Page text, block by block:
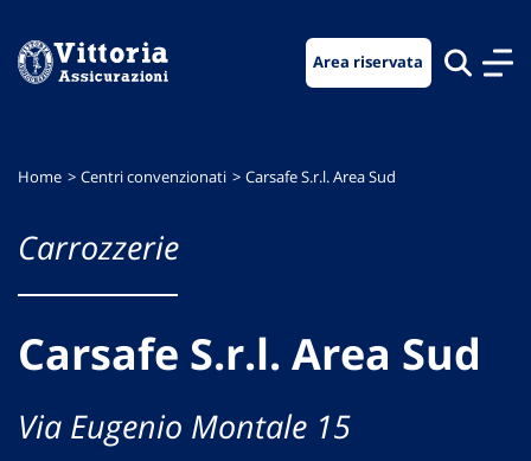
menu
contenuto
footer
Area riservata
Home Centri convenzionati Carsafe S.r.l. Area Sud
Carrozzerie
Carsafe S.r.l. Area Sud
Via Eugenio Montale 15